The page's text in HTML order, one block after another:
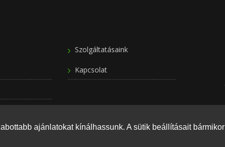
ajánlatokat kínálhassunk. A sütik beállításait
Szolgáltatásaink
Kapcsolat